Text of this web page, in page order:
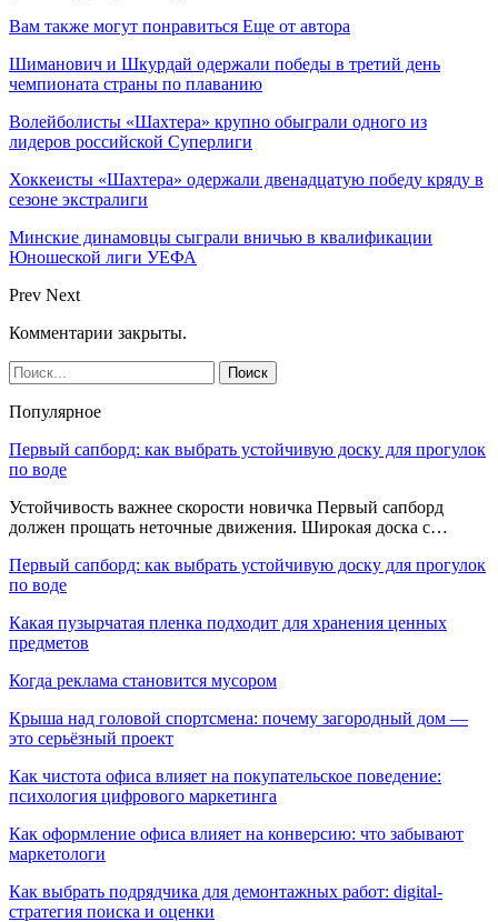
Вам также могут понравиться Еще от автора
Шиманович и Шкурдай одержали победы в третий день
чемпионата страны по плаванию
Волейболисты «Шахтера» крупно обыграли одного из
лидеров российской Суперлиги
Хоккеисты «Шахтера» одержали двенадцатую победу кряду в
сезоне экстралиги
Минские динамовцы сыграли вничью в квалификации
Юношеской лиги УЕФА
Prev Next
Комментарии закрыты.
Популярное
Первый сапборд: как выбрать устойчивую доску для прогулок
по воде
Устойчивость важнее скорости новичка Первый сапборд
должен прощать неточные движения. Широкая доска с…
Первый сапборд: как выбрать устойчивую доску для прогулок
по воде
Какая пузырчатая пленка подходит для хранения ценных
предметов
Когда реклама становится мусором
Крыша над головой спортсмена: почему загородный дом —
это серьёзный проект
Как чистота офиса влияет на покупательское поведение:
психология цифрового маркетинга
Как оформление офиса влияет на конверсию: что забывают
маркетологи
Как выбрать подрядчика для демонтажных работ: digital-
стратегия поиска и оценки